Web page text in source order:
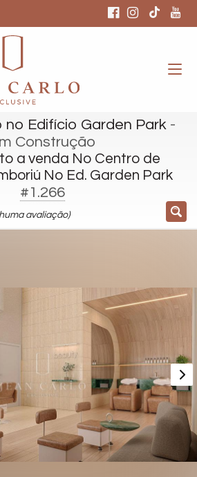
Edifício Garden Park-
Construção
a venda No Centro de
No Ed. Garden Park
#1.266
avaliação)